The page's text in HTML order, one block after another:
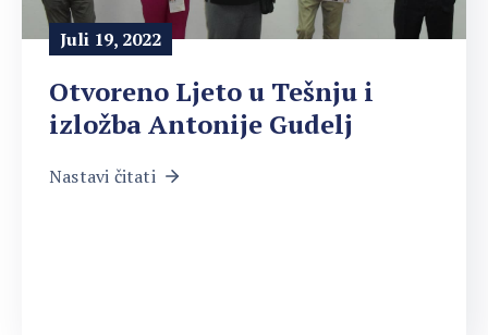
Juli 19, 2022
Otvoreno Ljeto u Tešnju i
izložba Antonije Gudelj
Nastavi čitati